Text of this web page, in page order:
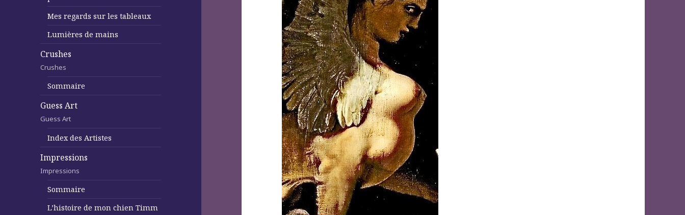
Mes regards sur les tableaux
Lumières de mains
Crushes
Crushes
Sommaire
Guess Art
Guess Art
Index des Artistes
Impressions
Impressions
Sommaire
L’histoire de mon chien Timm